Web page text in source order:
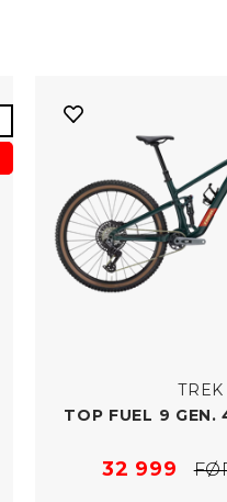
TREK
TOP FUEL 9 GEN.
32 999